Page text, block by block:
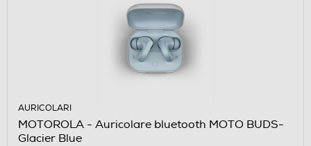
AURICOLARI
MOTOROLA - Auricolare bluetooth MOTO BUDS-
Glacier Blue